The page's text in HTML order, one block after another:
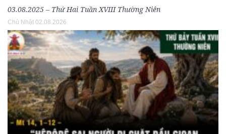
03.08.2025 – Thứ Hai Tuần XVIII Thường Niên
Chủ Nhật 02.08.2026